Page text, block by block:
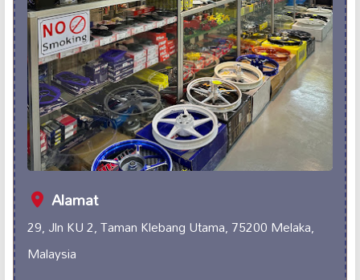
Alamat
29, Jln KU 2, Taman Klebang Utama, 75200 Melaka,
Malaysia